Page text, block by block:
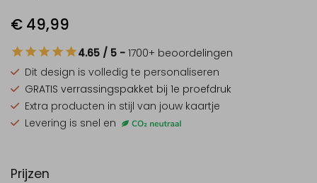
€ 49,99
4.65 / 5 - 1700+ beoordelingen
Dit design is volledig te personaliseren
GRATIS verrassingspakket bij 1e proefdruk
Extra producten in stijl van jouw kaartje
Levering is snel en
Prijzen